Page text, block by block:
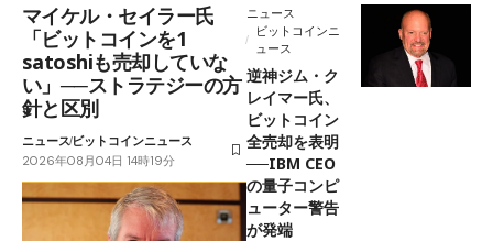
マイケル・セイラー氏
「ビットコインを1
satoshiも売却していな
い」──ストラテジーの方
針と区別
ニュースビットコインニュース
2026年08月04日 14時19分
ニュース
ビットコインニ
ュース
逆神ジム・ク
レイマー氏、
ビットコイン
全売却を表明
──IBM CEO
の量子コンピ
ューター警告
が発端